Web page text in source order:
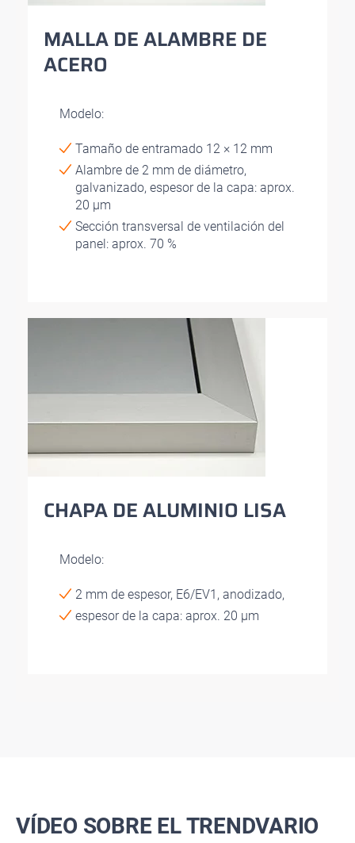
MALLA DE ALAMBRE DE
ACERO
Modelo:
Tamaño de entramado 12 × 12 mm
Alambre de 2 mm de diámetro,
galvanizado, espesor de la capa: aprox.
20 µm
Sección transversal de ventilación del
panel: aprox. 70 %
CHAPA DE ALUMINIO LISA
Modelo:
2 mm de espesor, E6/EV1, anodizado,
espesor de la capa: aprox. 20 µm
VÍDEO SOBRE EL TRENDVARIO